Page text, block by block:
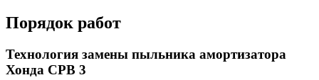
Порядок работ
Технология замены пыльника амортизатора
Хонда СРВ 3